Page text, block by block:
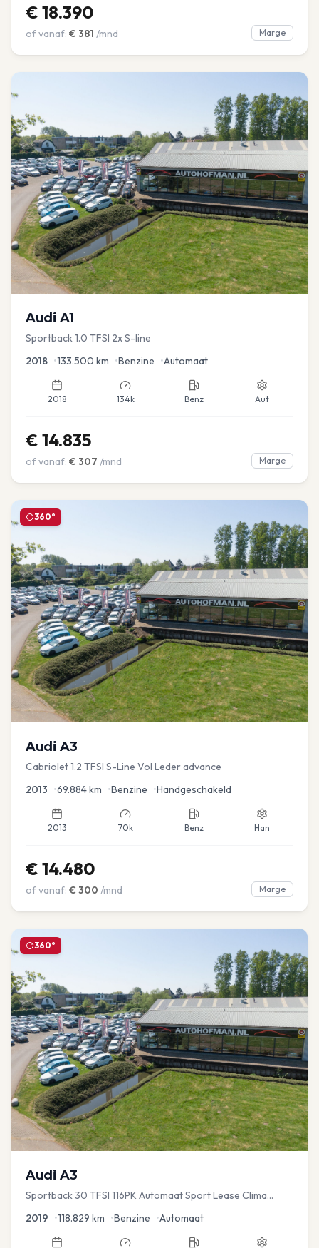
€ 18.390
of vanaf: € 381 /mnd Marge
Audi A1
Sportback 1.0 TFSI 2x S-line
2018 •133.500 km •Benzine •Automaat
2018 134k Benz Aut
€ 14.835
of vanaf: € 307 /mnd Marge
360°
Audi A3
Cabriolet 1.2 TFSI S-Line Vol Leder advance
2013 •69.884km •Benzine •Handgeschakeld
2013 70k Benz Han
€ 14.480
of vanaf: € 300 /mnd Marge
360°
Audi A3
Sportback 30 TFSI 116PK Automaat Sport Lease Clima
2019 •118.829 km •Benzine •Automaat